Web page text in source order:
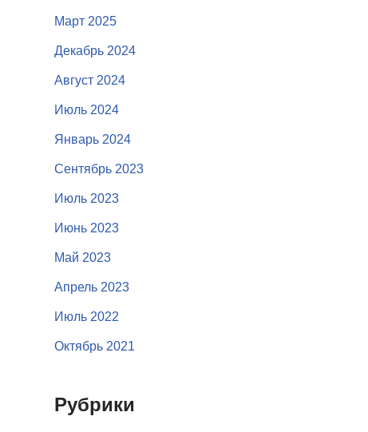
Март 2025
Декабрь 2024
Август 2024
Июль 2024
Январь 2024
Сентябрь 2023
Июль 2023
Июнь 2023
Май 2023
Апрель 2023
Июль 2022
Октябрь 2021
Рубрики